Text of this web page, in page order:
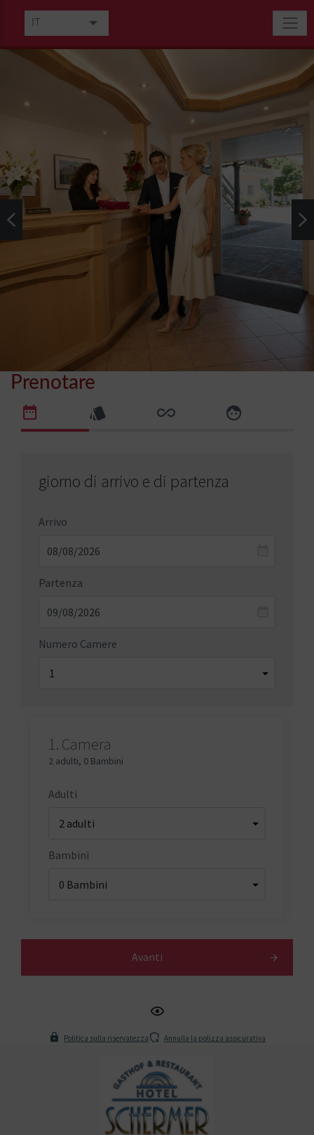
DE
NL
Prenotare
giorno di arrivo e di partenza
Arrivo
Partenza
Numero Camere
1. Camera
2 adulti, 0 Bambini
Adulti
Bambini
Avanti
Politica sulla riservatezza Annulla la polizza assicurativa